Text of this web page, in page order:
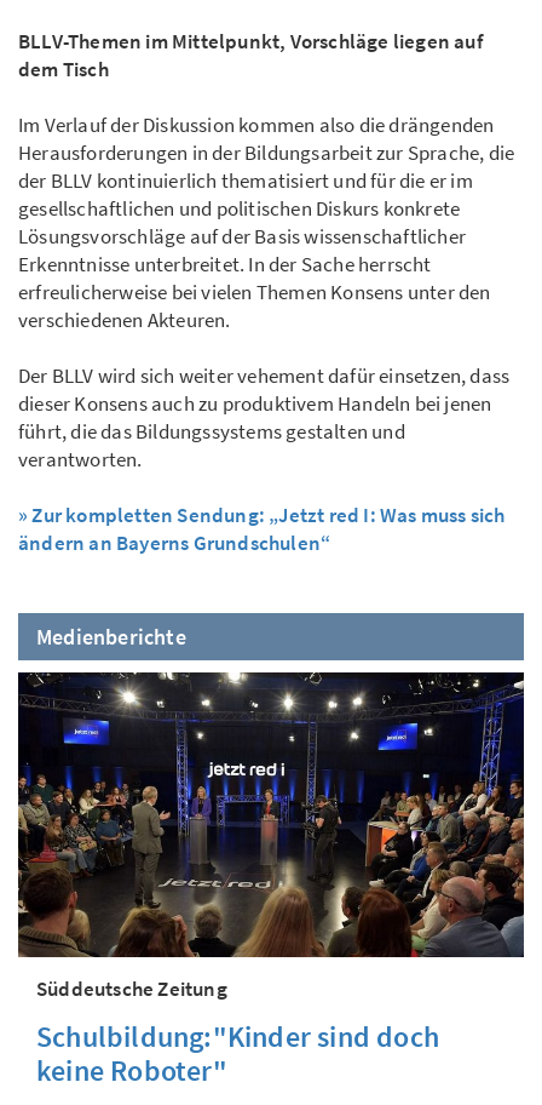
BLLV-Themen im Mittelpunkt, Vorschläge liegen auf
dem Tisch
Im Verlauf der Diskussion kommen also die drängenden
Herausforderungen in der Bildungsarbeit zur Sprache, die
der BLLV kontinuierlich thematisiert und für die er im
gesellschaftlichen und politischen Diskurs konkrete
Lösungsvorschläge auf der Basis wissenschaftlicher
Erkenntnisse unterbreitet. In der Sache herrscht
erfreulicherweise bei vielen Themen Konsens unter den
verschiedenen Akteuren.
Der BLLV wird sich weiter vehement dafür einsetzen, dass
dieser Konsens auch zu produktivem Handeln bei jenen
führt, die das Bildungssystems gestalten und
verantworten.
» Zur kompletten Sendung: „Jetzt red I: Was muss sich
ändern an Bayerns Grundschulen“
Medienberichte
Süddeutsche Zeitung
Schulbildung:"Kinder sind doch
keine Roboter"